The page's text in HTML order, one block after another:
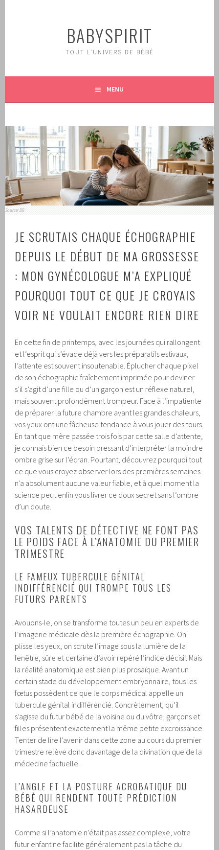
BABYSPIRIT
TOUT L'UNIVERS DE BÉBÉ
MENU
Source: DR
JE SCRUTAIS CHAQUE ÉCHOGRAPHIE
DEPUIS LE DÉBUT DE MA GROSSESSE
: MON GYNÉCOLOGUE M’A EXPLIQUÉ
POURQUOI TOUT CE QUE JE CROYAIS
VOIR NE VOULAIT ENCORE RIEN DIRE
En cette fin de printemps, avec les journées qui rallongent
et l’esprit qui s’évade déjà vers les préparatifs estivaux,
l’attente est souvent insoutenable. Éplucher chaque pixel
de son échographie fraîchement imprimée pour deviner
s’il s’agit d’une fille ou d’un garçon est un réflexe naturel,
mais souvent profondément trompeur. Face à l’impatiente
de préparer la future chambre avant les grandes chaleurs,
vos yeux ont une fâcheuse tendance à vous jouer des tours.
En tant que mère passée trois fois par cette salle d’attente,
je connais bien ce besoin pressant d’interpréter la moindre
ombre grise sur l’écran. Pourtant, découvrez pourquoi tout
ce que vous croyez observer lors des premières semaines
n’a absolument aucune valeur fiable, et à quel moment la
science peut enfin vous livrer ce doux secret sans l’ombre
d’un doute.
VOS TALENTS DE DÉTECTIVE NE FONT PAS
LE POIDS FACE À L’ANATOMIE DU PREMIER
TRIMESTRE
LE FAMEUX TUBERCULE GÉNITAL
INDIFFÉRENCIÉ QUI TROMPE TOUS LES
FUTURS PARENTS
Avouons-le, on se transforme toutes un peu en experts de
l’imagerie médicale dès la première échographie. On
plisse les yeux, on scrute l’image sous la lumière de la
fenêtre, sûre et certaine d’avoir repéré l’indice décisif. Mais
la réalité anatomique est bien plus prosaïque. Avant un
certain stade du développement embryonnaire, tous les
fœtus possèdent ce que le corps médical appelle un
tubercule génital indifférencié. Concrètement, qu’il
s’agisse du futur bébé de la voisine ou du vôtre, garçons et
filles présentent exactement la même petite excroissance.
Tenter de lire l’avenir dans cette zone au cours du premier
trimestre relève donc davantage de la divination que de la
médecine factuelle.
L’ANGLE ET LA POSTURE ACROBATIQUE DU
BÉBÉ QUI RENDENT TOUTE PRÉDICTION
HASARDEUSE
Comme si l’anatomie n’était pas assez complexe, votre
futur enfant ne facilite généralement pas la tâche du